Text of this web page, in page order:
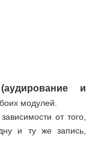
(аудирование и
модулей.
от того,
и ту же запись,